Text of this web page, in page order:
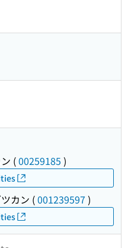
(00259185 )
カン (001239597 )